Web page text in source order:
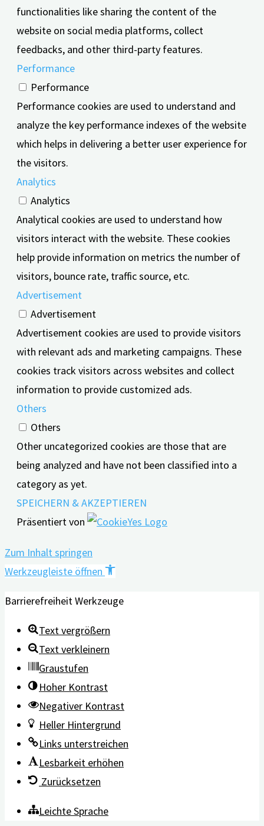
functionalities like sharing the content of the
website on social media platforms, collect
feedbacks, and other third-party features.
Performance
Performance
Performance cookies are used to understand and
analyze the key performance indexes of the website
which helps in delivering a better user experience for
the visitors.
Analytics
Analytics
Analytical cookies are used to understand how
visitors interact with the website. These cookies
help provide information on metrics the number of
visitors, bounce rate, traffic source, etc.
Advertisement
Advertisement
Advertisement cookies are used to provide visitors
with relevant ads and marketing campaigns. These
cookies track visitors across websites and collect
information to provide customized ads.
Others
Others
Other uncategorized cookies are those that are
being analyzed and have not been classified into a
category as yet.
SPEICHERN & AKZEPTIEREN
Präsentiert von
Zum Inhalt springen
Werkzeugleiste öffnen
Barrierefreiheit Werkzeuge
Text vergrößern
Text verkleinern
Graustufen
Hoher Kontrast
Negativer Kontrast
Heller Hintergrund
Links unterstreichen
Lesbarkeit erhöhen
Zurücksetzen
Leichte Sprache